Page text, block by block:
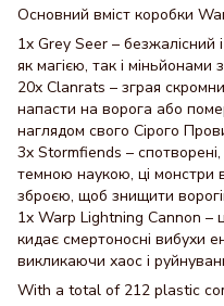
Основний вміст коробки
1x Grey Seer – безжалісний
як магією, так і
20x Clanrats – зграя
напасти на ворога або
наглядом свого Сірого
3x Stormfiends – спотворені,
темною наукою, ці монстри
зброєю, щоб знищити
1x Warp Lightning Cannon –
кидає смертоносні вибухи
викликаючи хаос і
With a total of 212 plastic